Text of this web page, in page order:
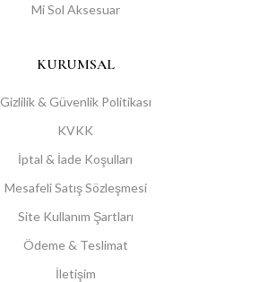
Mi Sol Aksesuar
KURUMSAL
Gizlilik & Güvenlik Politikası
KVKK
İptal & İade Koşulları
Mesafeli Satış Sözleşmesi
Site Kullanım Şartları
Ödeme & Teslimat
İletişim